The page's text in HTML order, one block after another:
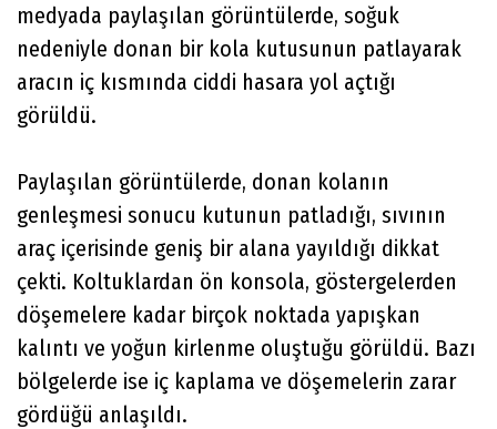
medyada paylaşılan görüntülerde, soğuk
nedeniyle donan bir kola kutusunun patlayarak
aracın iç kısmında ciddi hasara yol açtığı
görüldü.
Paylaşılan görüntülerde, donan kolanın
genleşmesi sonucu kutunun patladığı, sıvının
araç içerisinde geniş bir alana yayıldığı dikkat
çekti. Koltuklardan ön konsola, göstergelerden
döşemelere kadar birçok noktada yapışkan
kalıntı ve yoğun kirlenme oluştuğu görüldü. Bazı
bölgelerde ise iç kaplama ve döşemelerin zarar
gördüğü anlaşıldı.